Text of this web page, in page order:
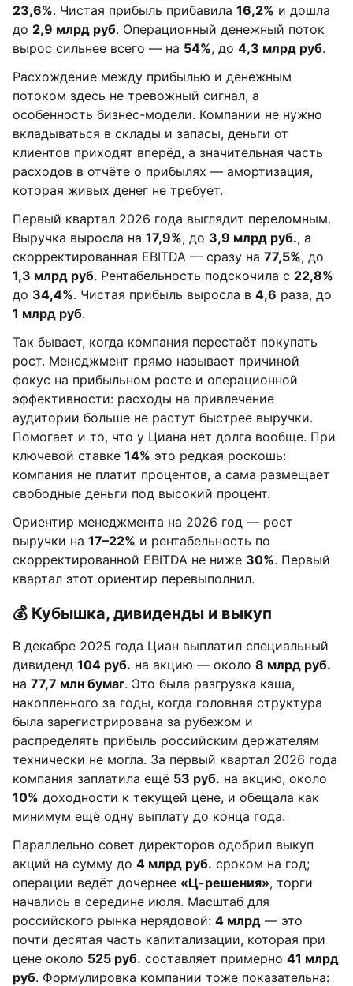
23,6%. Чистая прибыль прибавила 16,2% и дошла
до 2,9 млрд руб. Операционный денежный поток
вырос сильнее всего — на 54%, до 4,3 млрд руб.
Расхождение между прибылью и денежным
потоком здесь не тревожный сигнал, а
особенность бизнес-модели. Компании не нужно
вкладываться в склады и запасы, деньги от
клиентов приходят вперёд, а значительная часть
расходов в отчёте о прибылях — амортизация,
которая живых денег не требует.
Первый квартал 2026 года выглядит переломным.
Выручка выросла на 17,9%, до 3,9 млрд руб., а
скорректированная EBITDA — сразу на 77,5%, до
1,3 млрд руб. Рентабельность подскочила с 22,8%
до 34,4%. Чистая прибыль выросла в 4,6 раза, до
1 млрд руб.
Так бывает, когда компания перестаёт покупать
рост. Менеджмент прямо называет причиной
фокус на прибыльном росте и операционной
эффективности: расходы на привлечение
аудитории больше не растут быстрее выручки.
Помогает и то, что у Циана нет долга вообще. При
ключевой ставке 14% это редкая роскошь:
компания не платит процентов, а сама размещает
свободные деньги под высокий процент.
Ориентир менеджмента на 2026 год — рост
выручки на 17–22% и рентабельность по
скорректированной EBITDA не ниже 30%. Первый
квартал этот ориентир перевыполнил.
💰 Кубышка, дивиденды и выкуп
В декабре 2025 года Циан выплатил специальный
дивиденд 104 руб. на акцию — около 8 млрд руб.
на 77,7 млн бумаг. Это была разгрузка кэша,
накопленного за годы, когда головная структура
была зарегистрирована за рубежом и
распределять прибыль российским держателям
технически не могла. За первый квартал 2026 года
компания заплатила ещё 53 руб. на акцию, около
10% доходности к текущей цене, и обещала как
минимум ещё одну выплату до конца года.
Параллельно совет директоров одобрил выкуп
акций на сумму до 4 млрд руб. сроком на год;
операции ведёт дочернее «Ц-решения», торги
начались в середине июля. Масштаб для
российского рынка нерядовой: 4 млрд — это
почти десятая часть капитализации, которая при
цене около 525 руб. составляет примерно 41 млрд
руб. Формулировка компании тоже показательна: